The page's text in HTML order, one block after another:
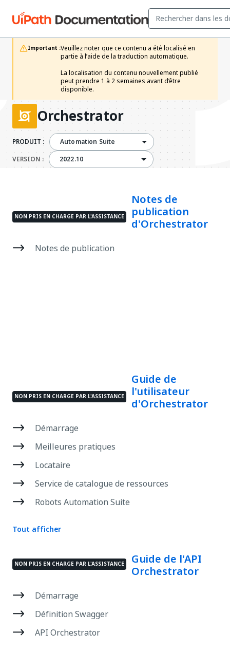
Important :Veuillez noter que ce contenu a été localisé en
partie à l’aide de la traduction automatique.
La localisation du contenu nouvellement publié
peut prendre 1 à 2 semaines avant d’être
disponible.
Orchestrator
PRODUIT :
Automation Suite
VERSION :2022.102022.10
NON PRIS EN CHARGE PAR L'ASSISTANCE
Notes de
publication
d'Orchestrator
Notes de publication
NON PRIS EN CHARGE PAR L'ASSISTANCE
Guide de
l'utilisateur
d'Orchestrator
Démarrage
Meilleures pratiques
Locataire
Service de catalogue de ressources
Robots Automation Suite
Tout afficher
NON PRIS EN CHARGE PAR L'ASSISTANCE
Guide de l'API
Orchestrator
Démarrage
Définition Swagger
API Orchestrator